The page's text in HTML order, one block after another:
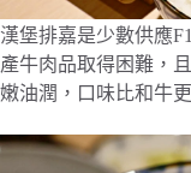
漢堡排嘉是少數供應
產牛肉品取得困難，
嫩油潤，口味比和牛